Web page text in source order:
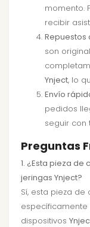
momento.
recibir
Repuestos
son
Ynject, lo
Envío
pedidos
seguir con
Preguntas
1. ¿Esta pieza
jeringas Ynject?
Sí, esta pieza
específicamente
dispositivos